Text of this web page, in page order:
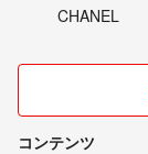
CHANEL
コンテンツ